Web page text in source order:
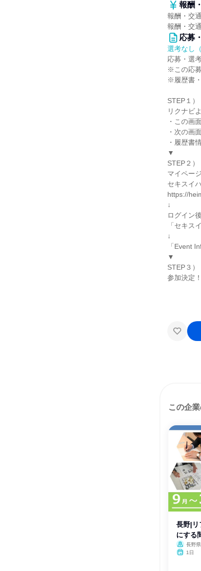
報酬
報酬・交
報酬・交
応募
選考なし
応募・選
※この応
※履歴書
STEP１）
リクナビ
・この画
・次の画
・履歴書
▼
STEP２）
マイペー
セキスイ
https://
↓
ログイン
「セキス
↓
「Event
▼
STEP３）
参加決定！
この企
長野|リ
にする
長野県
1日